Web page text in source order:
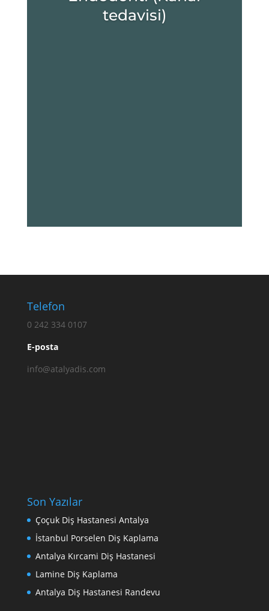
tedavisi)
Telefon
0 242 334 0107
E-posta
info@atalyadis.com
Son Yazılar
Çoçuk Diş Hastanesi Antalya
İstanbul Porselen Diş Kaplama
Antalya Kırcami Diş Hastanesi
Lamine Diş Kaplama
Аntalya Diş Hastanesi Randevu